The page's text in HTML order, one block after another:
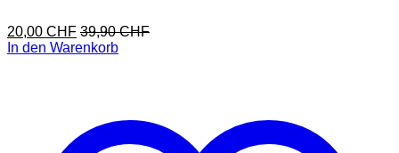
20,00 CHF 39,90CHF
In den Warenkorb